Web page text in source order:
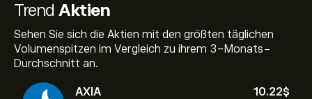
Trend Aktien
Sehen Sie sich die Aktien mit den größten täglichen
Volumenspitzen im Vergleich zu ihrem 3-Monats-
Durchschnitt an.
AXIA
10.22‎$‎